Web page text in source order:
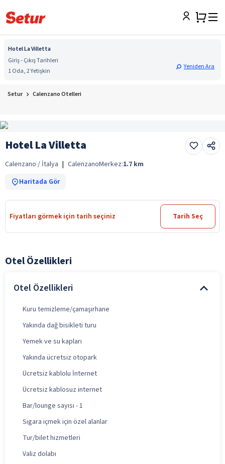
Hotel La Villetta
Giriş - Çıkış Tarihleri
1 Oda, 2 Yetişkin
Yeniden Ara
Setur Calenzano Otelleri
Hotel La Villetta
Calenzano / İtalya | CalenzanoMerkez:1.7 km
Haritada Gör
Fiyatları görmek için tarih seçiniz Tarih Seç
Otel Özellikleri
Otel Özellikleri
Kuru temizleme/çamaşırhane
Yakında dağ bisikleti turu
Yemek ve su kapları
Yakında ücretsiz otopark
Ücretsiz kablolu İnternet
Ücretsiz kablosuz internet
Bar/lounge sayısı - 1
Sigara içmek için özel alanlar
Tur/bilet hizmetleri
Valiz dolabı